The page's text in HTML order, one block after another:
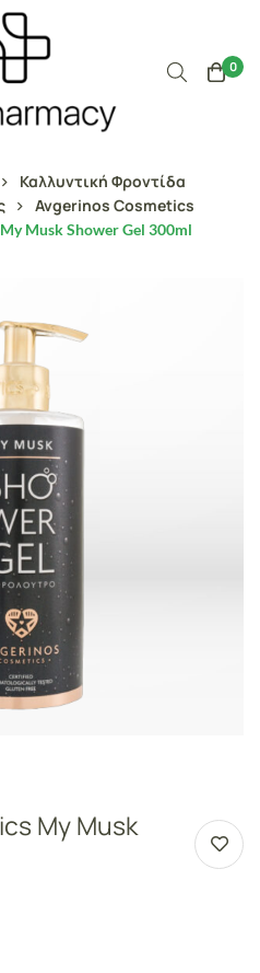
0
Καλλυντική Φροντίδα
Avgerinos Cosmetics
Musk Shower Gel 300ml
My Musk